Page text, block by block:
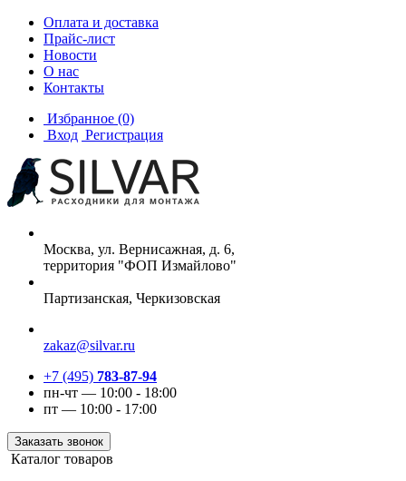
Оплата и доставка
Прайс-лист
Новости
О нас
Контакты
Избранное (0)
Вход Регистрация
Москва, ул. Вернисажная, д. 6,
территория "ФОП Измайлово"
Партизанская, Черкизовская
zakaz@silvar.ru
+7 (495) 783-87-94
пн-чт — 10:00 - 18:00
пт — 10:00 - 17:00
Заказать звонок
Каталог товаров